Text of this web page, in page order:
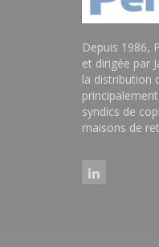
Depuis 1986,
et dirigée par
la distribution
syndics de
maisons de